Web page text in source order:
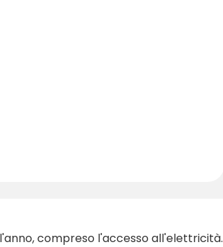
compreso l'accesso all'elettricità.